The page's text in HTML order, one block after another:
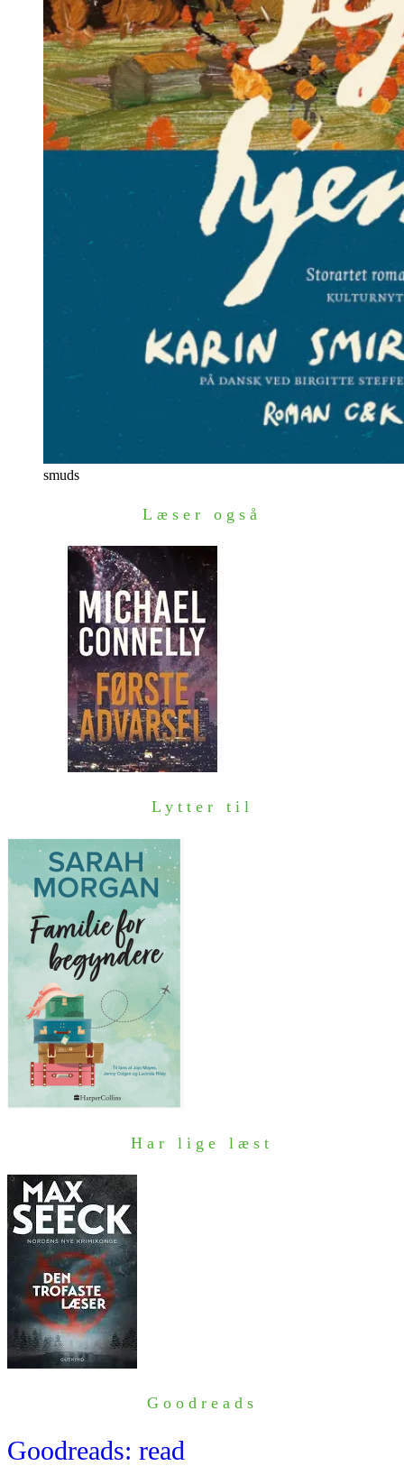
smuds
Læser også
Lytter til
Har lige læst
Goodreads
Goodreads: read